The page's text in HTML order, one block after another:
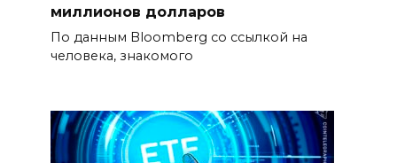
миллионов долларов
По данным Bloomberg со ссылкой на
человека, знакомого